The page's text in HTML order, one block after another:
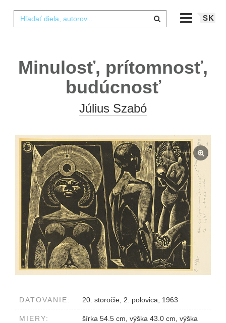
SK
Minulosť, prítomnosť,
budúcnosť
Július Szabó
DATOVANIE: 20. storočie, 2. polovica, 1963
MIERY:
šírka 54.5 cm, výška 43.0 cm, výška